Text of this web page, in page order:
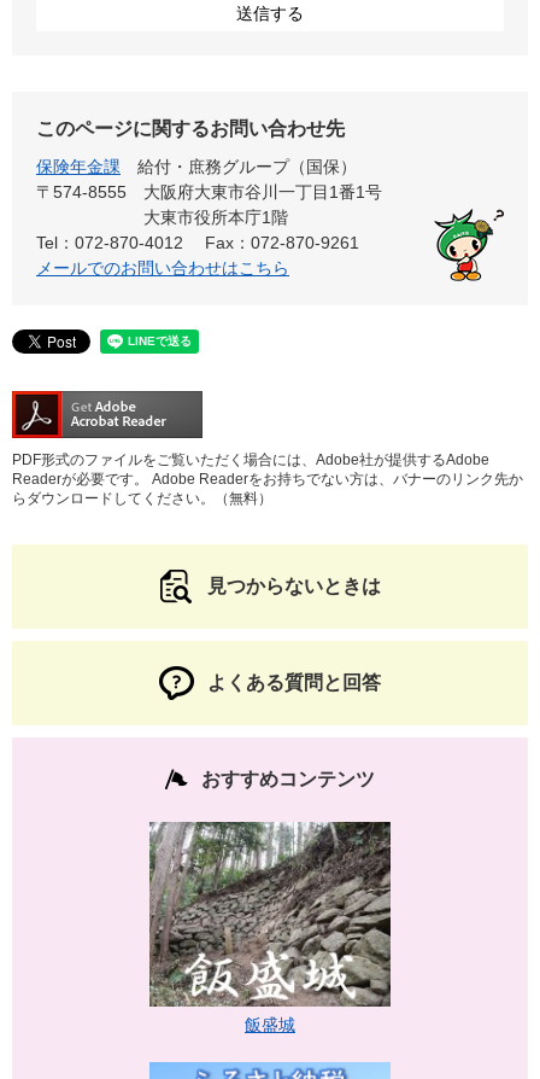
このページに関するお問い合わせ先
保険年金課
給付・庶務グループ（国保）
〒574-8555
大阪府大東市谷川一丁目1番1号
大東市役所本庁1階
Tel：072-870-4012
Fax：072-870-9261
メールでのお問い合わせはこちら
PDF形式のファイルをご覧いただく場合には、Adobe社が提供するAdobe
Readerが必要です。
Adobe Readerをお持ちでない方は、バナーのリンク先か
らダウンロードしてください。（無料）
見つからないときは
よくある質問と回答
おすすめコンテンツ
飯盛城